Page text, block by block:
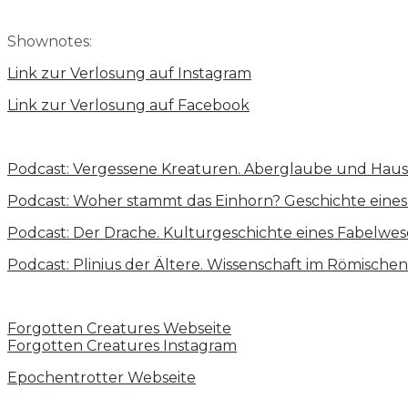
Shownotes:
Link zur Verlosung auf Instagram
Link zur Verlosung auf Facebook
Podcast: Vergessene Kreaturen. Aberglaube und
Podcast: Woher stammt das Einhorn? Geschichte
Podcast: Der Drache. Kulturgeschichte eines
Podcast: Plinius der Ältere. Wissenschaft im
Forgotten Creatures Webseite
Forgotten Creatures Instagram
Epochentrotter Webseite